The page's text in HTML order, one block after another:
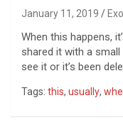
January 11, 2019
When this happens,
shared it with a
see it or it’s been
Tags: this, usually,